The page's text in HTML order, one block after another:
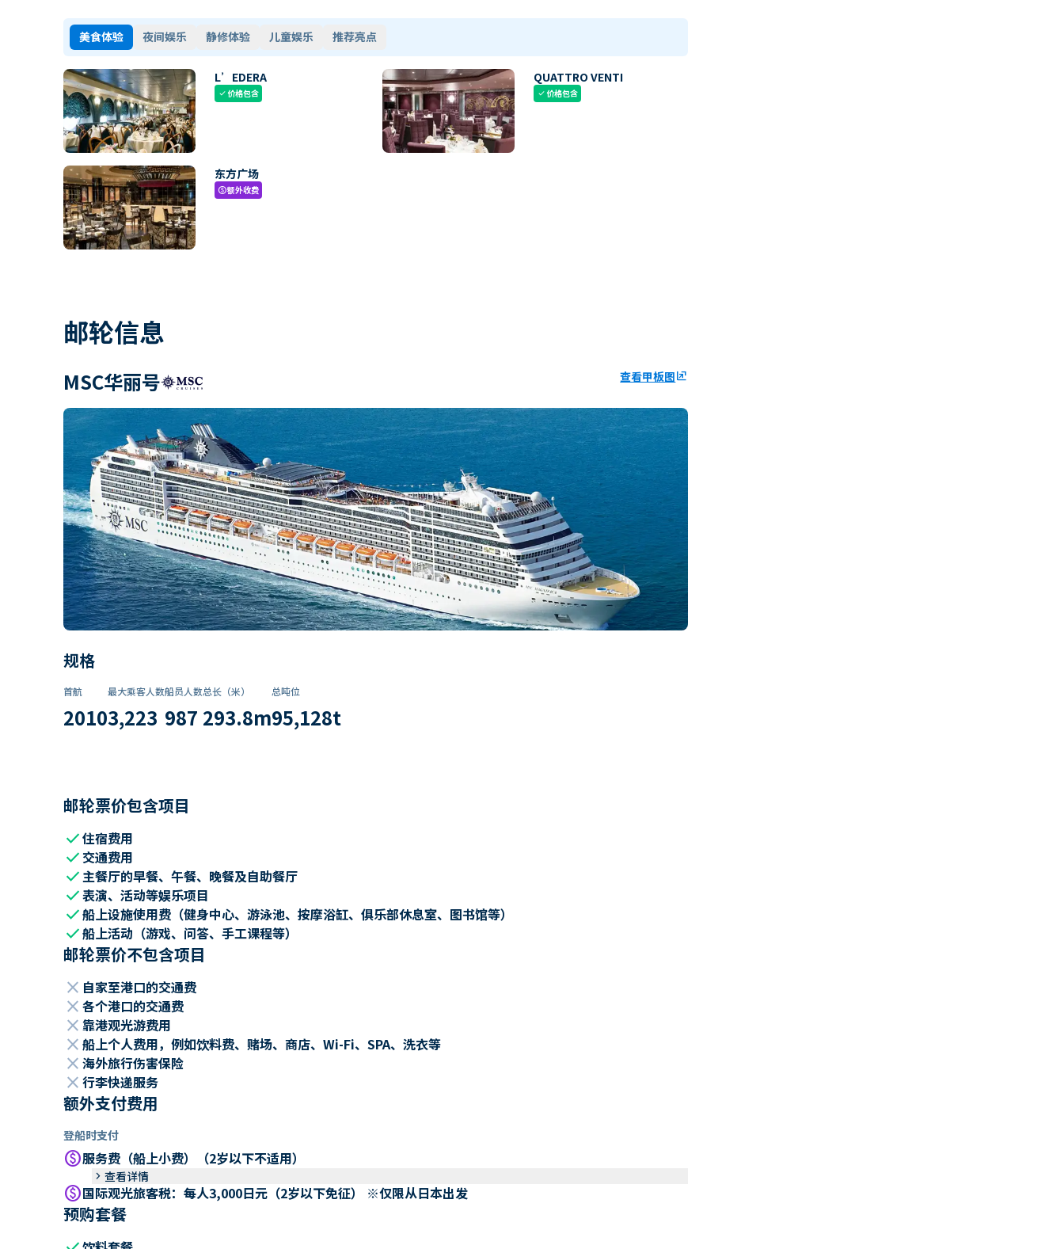
美食体验 夜间娱乐 静修体验 儿童娱乐 推荐亮点
L’EDERA
check价格包含
QUATTRO VENTI
check价格包含
东方广场
paid额外收费
邮轮信息
MSC华丽号 查看甲板图ungroup
规格
首航
2010
最大乘客人数
3,223
船员人数
987
总长（米）
293.8m
总吨位
95,128t
邮轮票价包含项目
check住宿费用
check 交通费用
check主餐厅的早餐、午餐、晚餐及自助餐厅
check表演、活动等娱乐项目
check船上设施使用费（健身中心、游泳池、按摩浴缸、俱乐部休息室、图书馆等）
check船上活动（游戏、问答、手工课程等）
邮轮票价不包含项目
close 自家至港口的交通费
close 各个港口的交通费
close 靠港观光游费用
close 船上个人费用，例如饮料费、赌场、商店、Wi-Fi、SPA、洗衣等
close 海外旅行伤害保险
close 行李快递服务
额外支付费用
登船时支付
paid服务费（船上小费）（2岁以下不适用）
keyboard_arrow_right 查看详情
paid国际观光旅客税：每人3,000日元（2岁以下免征） ※仅限从日本出发
预购套餐